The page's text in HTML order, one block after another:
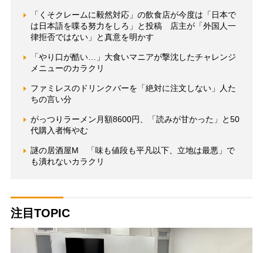
「くそクレームに毅然対応」の飲食店が今度は「日本で
は日本語を喋る努力をしろ」と投稿 店主が「外国人一
律拒否ではない」と真意を明かす
「やり口が酷い…」大食いマニアが撃沈したチャレンジ
メニューのカラクリ
ファミレスのドリンクバーを「絶対に注文しない」人た
ちの言い分
がっつりラーメン月額8600円、「読みが甘かった」と50
代購入者悔やむ
謎の居酒屋M 「味も値段も平凡以下、立地は最悪」で
も潰れないカラクリ
注目TOPIC